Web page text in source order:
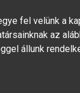
fel velünk a
az
állunk